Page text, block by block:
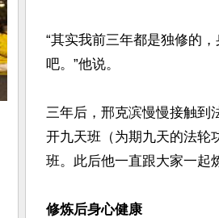
“其实我前三年都是独修的
吧。”他说。
三年后，邢克滨慢慢接触到
开九天班（为期九天的法轮
班。此后他一直跟大家一起
修炼后身心健康